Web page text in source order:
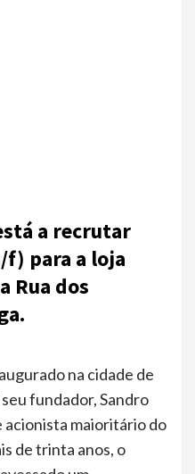
a recrutar
f) para a loja
Rua dos
na cidade de
fundador, Sandro
acionista maioritário do
de trinta anos, o